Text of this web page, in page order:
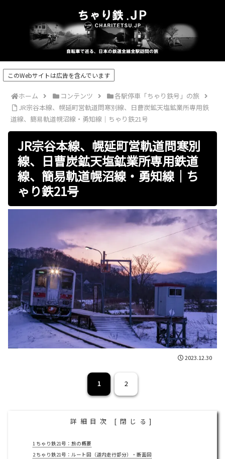
このWebサイトは広告を含んでいます
ホーム コンテンツ
各駅停車「ちゃり鉄号」の旅
JR宗谷本線、幌延町営軌道問寒別線、日曹炭鉱天塩鉱業所専用鉄
道線、簡易軌道幌沼線・勇知線｜ちゃり鉄21号
JR宗谷本線、幌延町営軌道問寒別
線、日曹炭鉱天塩鉱業所専用鉄道
線、簡易軌道幌沼線・勇知線｜ち
ゃり鉄21号
2023.12.30
1 2
詳細目次 [ 閉じる]
1ちゃり鉄21号：旅の概要
2ちゃり鉄21号：ルート図（道内走行部分）・断面図